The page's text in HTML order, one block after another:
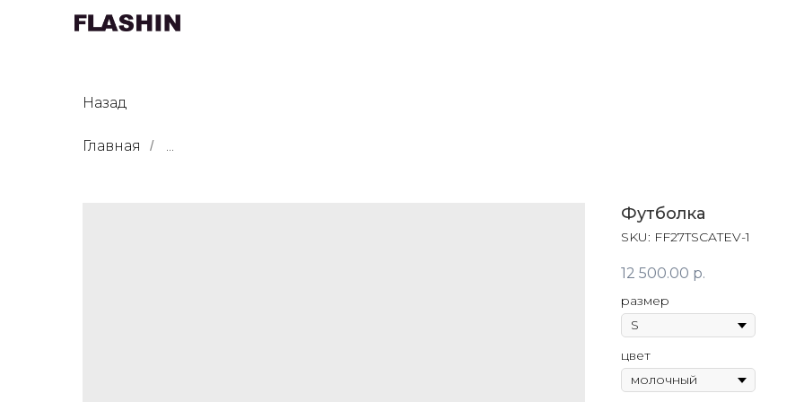
Назад
Главная / ...
Футболка
SKU: FF27TSCATEV-1
12 500.00 р.
размер
цвет